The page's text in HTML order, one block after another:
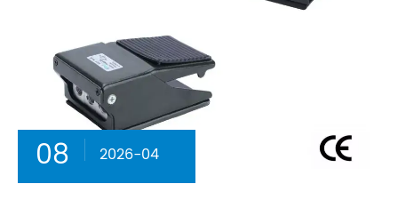
08 2026-04